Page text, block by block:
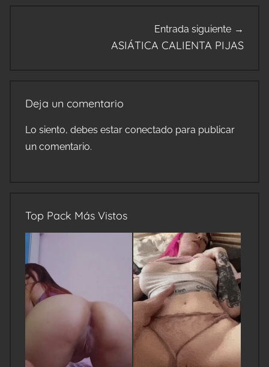
Entrada siguiente
ASIÁTICA CALIENTA PIJAS
Deja un comentario
Lo siento, debes estar conectado para publicar
un comentario.
Top Pack Más Vistos